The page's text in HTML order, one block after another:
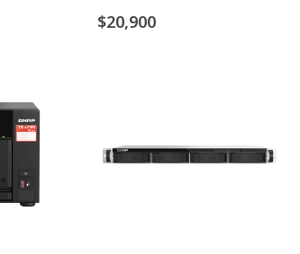
$20,900